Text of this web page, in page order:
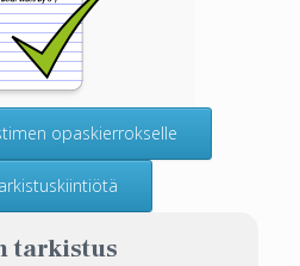
opaskierrokselle
tarkistus